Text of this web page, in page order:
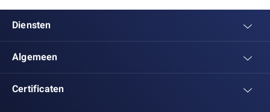
Diensten
Algemeen
Certificaten